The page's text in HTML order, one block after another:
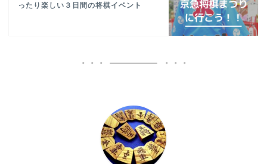
ったり楽しい３日間の将棋イベント